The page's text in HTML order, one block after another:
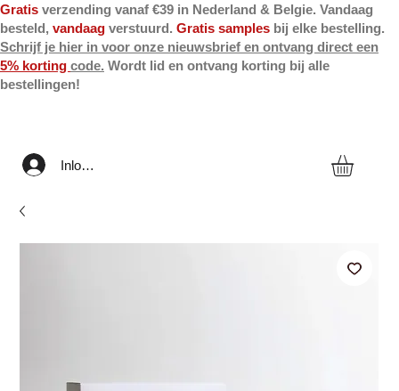
Gratis verzending vanaf €39 in Nederland & Belgie. Vandaag
besteld, vandaag verstuurd. Gratis samples bij elke bestelling.
Schrijf je hier in voor onze nieuwsbrief en ontvang direct een
5% korting code. Wordt lid en ontvang korting bij alle
bestellingen!
Inloggen